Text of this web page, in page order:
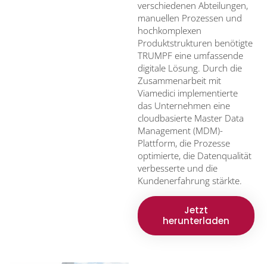
verschiedenen Abteilungen,
manuellen Prozessen und
hochkomplexen
Produktstrukturen benötigte
TRUMPF eine umfassende
digitale Lösung. Durch die
Zusammenarbeit mit
Viamedici implementierte
das Unternehmen eine
cloudbasierte Master Data
Management (MDM)-
Plattform, die Prozesse
optimierte, die Datenqualität
verbesserte und die
Kundenerfahrung stärkte.
Jetzt
herunterladen